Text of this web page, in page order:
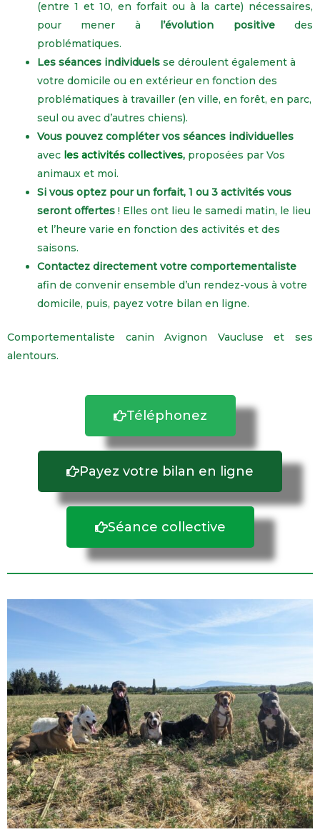
(entre 1 et 10, en forfait ou à la carte) nécessaires,
pour mener à l’évolution positivedes
problématiques.
Les séances individuels se déroulent également à
votre domicile ou en extérieur en fonction des
problématiques à travailler (en ville, en forêt, en parc,
seul ou avec d’autres chiens).
Vous pouvez compléter vos séances individuelles
avec les activités collectives, proposées par Vos
animaux et moi.
Si vous optez pour un forfait, 1 ou 3 activités vous
seront offertes ! Elles ont lieu le samedi matin, le lieu
et l’heure varie en fonction des activités et des
saisons.
Contactez directement votre comportementaliste
afin de convenir ensemble d’un rendez-vous à votre
domicile, puis, payez votre bilan en ligne.
Comportementaliste canin Avignon Vaucluse et ses
alentours.
Téléphonez
Payez votre bilan en ligne
Séance collective